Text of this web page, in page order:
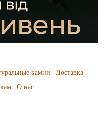
камни | Доставка |
| О нас